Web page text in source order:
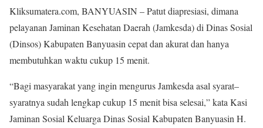
Kliksumatera.com, BANYUASIN – Patut diapresiasi, dimana
pelayanan Jaminan Kesehatan Daerah (Jamkesda) di Dinas Sosial
(Dinsos) Kabupaten Banyuasin cepat dan akurat dan hanya
membutuhkan waktu cukup 15 menit.
“Bagi masyarakat yang ingin mengurus Jamkesda asal syarat–
syaratnya sudah lengkap cukup 15 menit bisa selesai,” kata Kasi
Jaminan Sosial Keluarga Dinas Sosial Kabupaten Banyuasin H.